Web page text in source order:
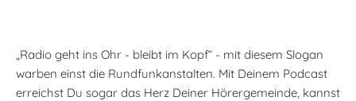
„Radio geht ins Ohr - bleibt im Kopf“ - mit diesem Slogan
warben einst die Rundfunkanstalten. Mit Deinem Podcast
erreichst Du sogar das Herz Deiner Hörergemeinde, kannst